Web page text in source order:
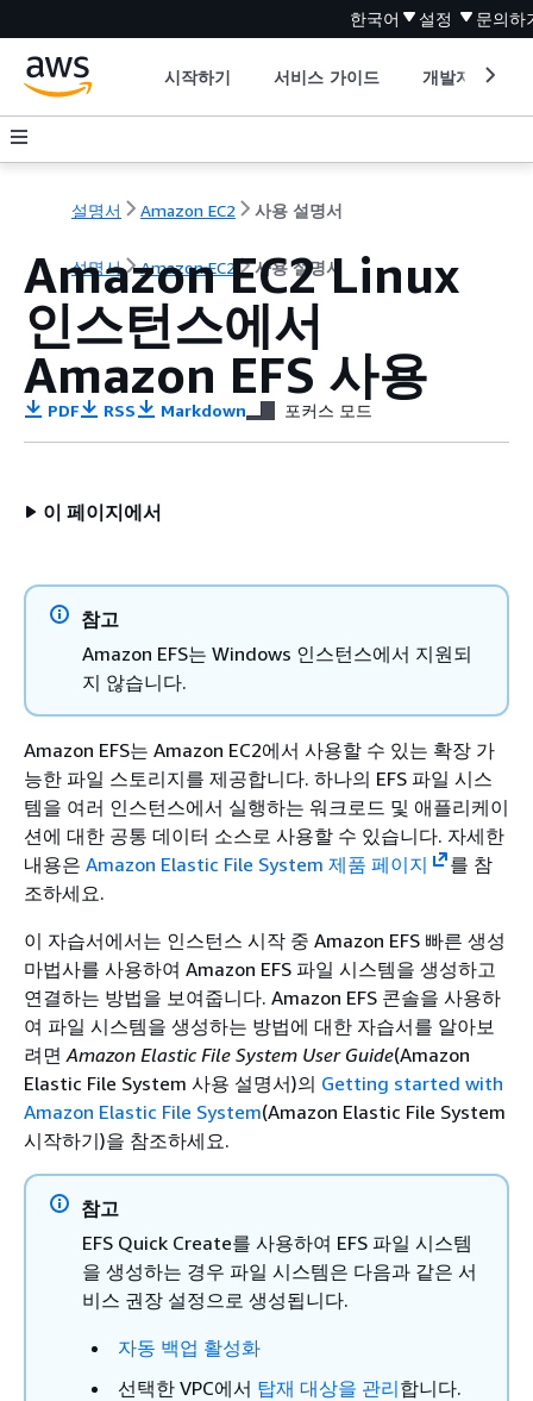
한국어 설정 문의하
시작하기 서비스 가이드 개발자 도구
설명서 Amazon EC2 사용 설명서
설명서 Amazon EC2 사용 설명서
Amazon EC2 Linux
인스턴스에서
Amazon EFS 사용
PDF RSS Markdown 포커스 모드
이 페이지에서
참고
Amazon EFS는 Windows 인스턴스에서 지원되
지 않습니다.
Amazon EFS는 Amazon EC2에서 사용할 수 있는 확장 가
능한 파일 스토리지를 제공합니다. 하나의 EFS 파일 시스
템을 여러 인스턴스에서 실행하는 워크로드 및 애플리케이
션에 대한 공통 데이터 소스로 사용할 수 있습니다. 자세한
내용은 Amazon Elastic File System 제품 페이지
를 참
조하세요.
이 자습서에서는 인스턴스 시작 중 Amazon EFS 빠른 생성
마법사를 사용하여 Amazon EFS 파일 시스템을 생성하고
연결하는 방법을 보여줍니다. Amazon EFS 콘솔을 사용하
여 파일 시스템을 생성하는 방법에 대한 자습서를 알아보
려면Amazon Elastic File System User Guide(Amazon
Elastic File System 사용 설명서)의 Getting started with
Amazon Elastic File System(Amazon Elastic File System
시작하기)을 참조하세요.
참고
EFS Quick Create를 사용하여 EFS 파일 시스템
을 생성하는 경우 파일 시스템은 다음과 같은 서
비스 권장 설정으로 생성됩니다.
자동 백업 활성화
선택한 VPC에서 탑재 대상을 관리합니다.